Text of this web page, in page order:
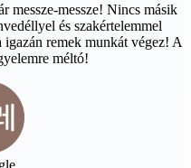
messze-messze! Nincs másik
és szakértelemmel
igazán remek munkát végez! A
méltó!